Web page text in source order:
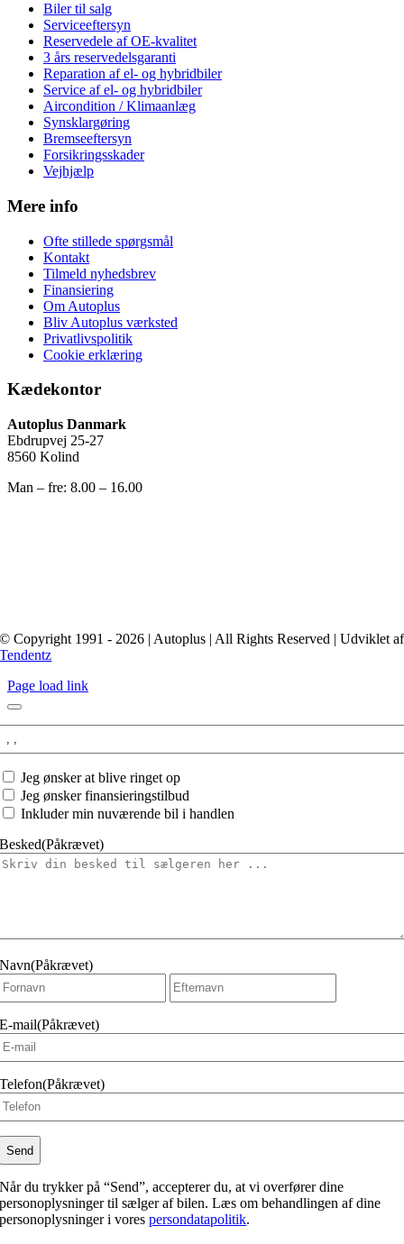
Biler til salg
Serviceeftersyn
Reservedele af OE-kvalitet
3 års reservedelsgaranti
Reparation af el- og hybridbiler
Service af el- og hybridbiler
Aircondition / Klimaanlæg
Synsklargøring
Bremseeftersyn
Forsikringsskader
Vejhjælp
Mere info
Ofte stillede spørgsmål
Kontakt
Tilmeld nyhedsbrev
Finansiering
Om Autoplus
Bliv Autoplus værksted
Privatlivspolitik
Cookie erklæring
Kædekontor
Autoplus Danmark
Ebdrupvej 25-27
8560 Kolind
Man – fre: 8.00 – 16.00
© Copyright 1991 - 2026 | Autoplus | All Rights Reserved | Udviklet af
Tendentz
Page load link
Jeg ønsker at blive ringet op
Jeg ønsker finansieringstilbud
Inkluder min nuværende bil i handlen
Besked(Påkrævet)
Navn(Påkrævet)
Fornavn
E-mail(Påkrævet)
Telefon(Påkrævet)
Når du trykker på “Send”, accepterer du, at vi overfører dine
personoplysninger til sælger af bilen. Læs om behandlingen af dine
personoplysninger i vorespersondatapolitik.